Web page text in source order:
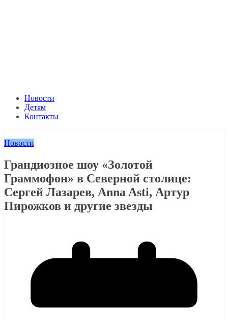
Новости
Детям
Контакты
Новости
Грандиозное шоу «Золотой
Граммофон» в Северной столице:
Сергей Лазарев, Anna Asti, Артур
Пирожков и другие звезды